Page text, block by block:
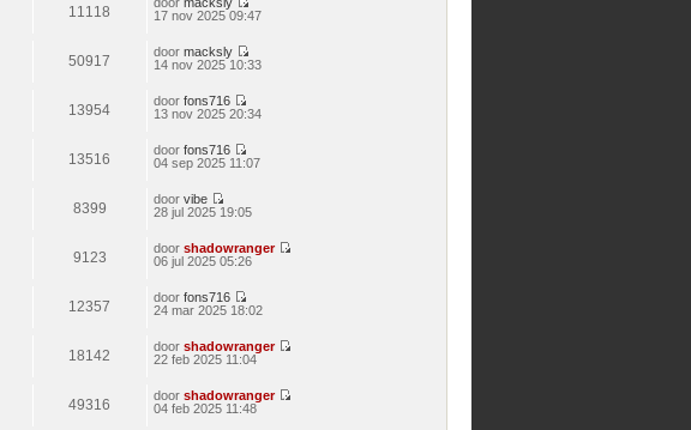
11118
Bekijk
17 nov 2025 09:47
50917
door macksly
Bekijk
14 nov 2025 10:33
13954
door fons716
Bekijk
13 nov 2025 20:34
13516
door fons716
Bekijk
04 sep 2025 11:07
8399
door vibe
Bekijk
28 jul 2025 19:05
9123
door shadowranger
06 jul 2025 05:26
12357
door fons716
Bekijk
24 mar 2025 18:02
18142
door shadowranger
22 feb 2025 11:04
49316
door shadowranger
04 feb 2025 11:48